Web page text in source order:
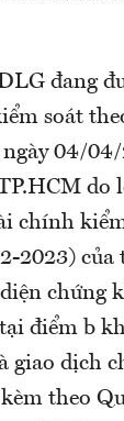
đang
soát
04/
do
chính
2023) của
chứng
điểm b
giao dịch
theo